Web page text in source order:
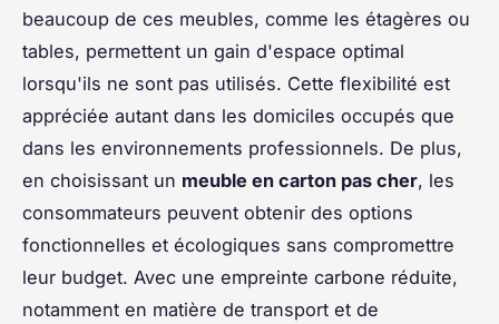
beaucoup de ces meubles, comme les étagères ou
tables, permettent un gain d'espace optimal
lorsqu'ils ne sont pas utilisés. Cette flexibilité est
appréciée autant dans les domiciles occupés que
dans les environnements professionnels. De plus,
en choisissant un meuble en carton pas cher, les
consommateurs peuvent obtenir des options
fonctionnelles et écologiques sans compromettre
leur budget. Avec une empreinte carbone réduite,
notamment en matière de transport et de